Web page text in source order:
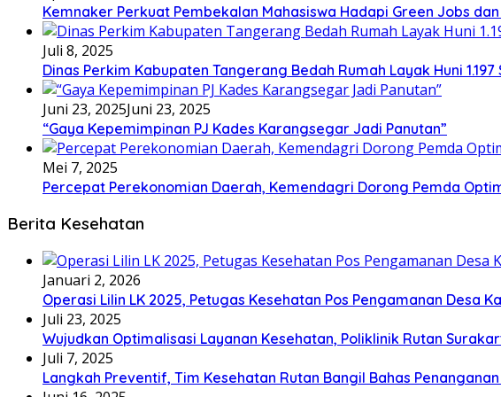
Kemnaker Perkuat Pembekalan Mahasiswa Hadapi Green Jobs
Juli 8, 2025
Dinas Perkim Kabupaten Tangerang Bedah Rumah Layak Huni
Juni 23, 2025Juni 23, 2025
“Gaya Kepemimpinan PJ Kades Karangsegar Jadi Panutan”
Mei 7, 2025
Percepat Perekonomian Daerah, Kemendagri Dorong Pemda
Berita Kesehatan
Januari 2, 2026
Operasi Lilin LK 2025, Petugas Kesehatan Pos Pengamanan Desa
Juli 23, 2025
Wujudkan Optimalisasi Layanan Kesehatan, Poliklinik Rutan
Juli 7, 2025
Langkah Preventif, Tim Kesehatan Rutan Bangil Bahas